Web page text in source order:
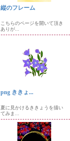
縦のフレーム
こちらのページを開いて頂き
ありが...
png ききょ...
夏に見かけるききょうを描い
てみま...